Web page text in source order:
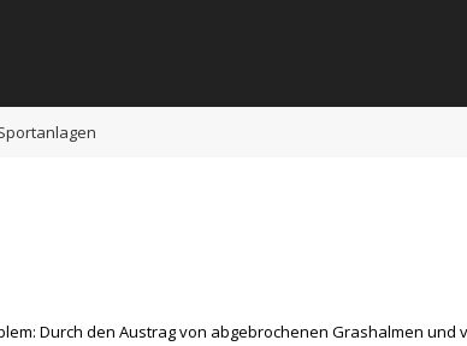
Durch den Austrag von abgebrochenen Grashalmen und